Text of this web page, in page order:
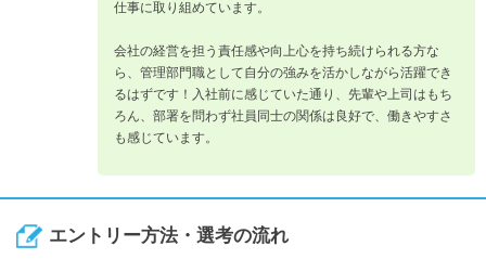
仕事に取り組めています。
会社の経営を担う責任感や向上心を持ち続けられる方な
ら、管理部門職として自分の強みを活かしながら活躍でき
るはずです！入社前に感じていた通り、先輩や上司はもち
ろん、部署を問わず社員同士の関係は良好で、働きやすさ
も感じています。
エントリー方法・選考の流れ